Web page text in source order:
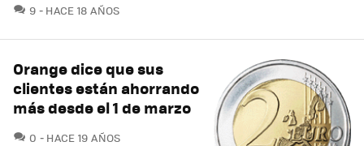
9 COMENTARIOS
HACE 18 AÑOS
Orange dice que sus
clientes están ahorrando
más desde el 1 de marzo
0 COMENTARIOS
HACE 19 AÑOS